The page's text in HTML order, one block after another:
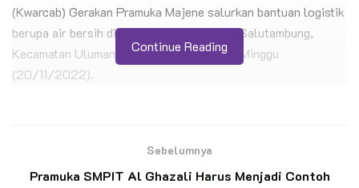
(Kwarcab) Gerakan Pramuka Majene salurkan bantuan logistik
berupa air bersih di Dusun Tatibajo, Desa Salutambung,
Kecamatan Ulumanda, Kabupaten Majene, Minggu
(20/11/2022).
Langkah Pengabdian Penegak Ambalan Tomau,
Menuju Prestasi
Continue Reading
Sebelumnya
Pramuka SMPIT Al Ghazali Harus Menjadi Contoh